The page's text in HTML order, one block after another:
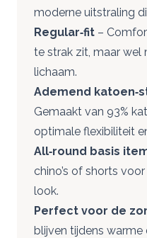
moderne uitstraling
Regular‑fit –
te strak zit, maar wel
lichaam.
Ademend
Gemaakt van 93%
optimale flexibiliteit
All‑round basis
chino’s of shorts
look.
Perfect voor de
blijven tijdens warme